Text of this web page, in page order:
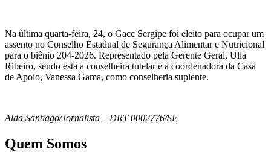
Na última quarta-feira, 24, o Gacc Sergipe foi eleito para ocupar um
assento no Conselho Estadual de Segurança Alimentar e Nutricional
para o biênio 204-2026. Representado pela Gerente Geral, Ulla
Ribeiro, sendo esta a conselheira tutelar e a coordenadora da Casa
de Apoio, Vanessa Gama, como conselheria suplente.
Alda Santiago/Jornalista – DRT 0002776/SE
Quem Somos